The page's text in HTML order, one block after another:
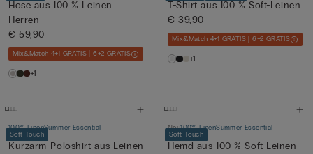
Hose aus 100 % Leinen
Herren
€ 59,90
Mix&Match 4+1 GRATIS | 6+2 GRATIS
+1
T-Shirt aus 100 % Soft-Leinen
€ 39,90
Mix&Match 4+1 GRATIS | 6+2 GRATIS
+1
Soft Touch
100% LinenSummer Essential
Kurzarm-Poloshirt aus Leinen
Soft Touch
Neu100% LinenSummer Essential
Hemd aus 100 % Soft-Leinen